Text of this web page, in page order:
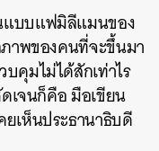
แบบแฟมิลีแมนของ
าพของคนที่จะขึ้นมา
คุมไม่ได้สักเท่าไร
เจนก็คือ มือเขียน
เห็นประธานาธิบดี